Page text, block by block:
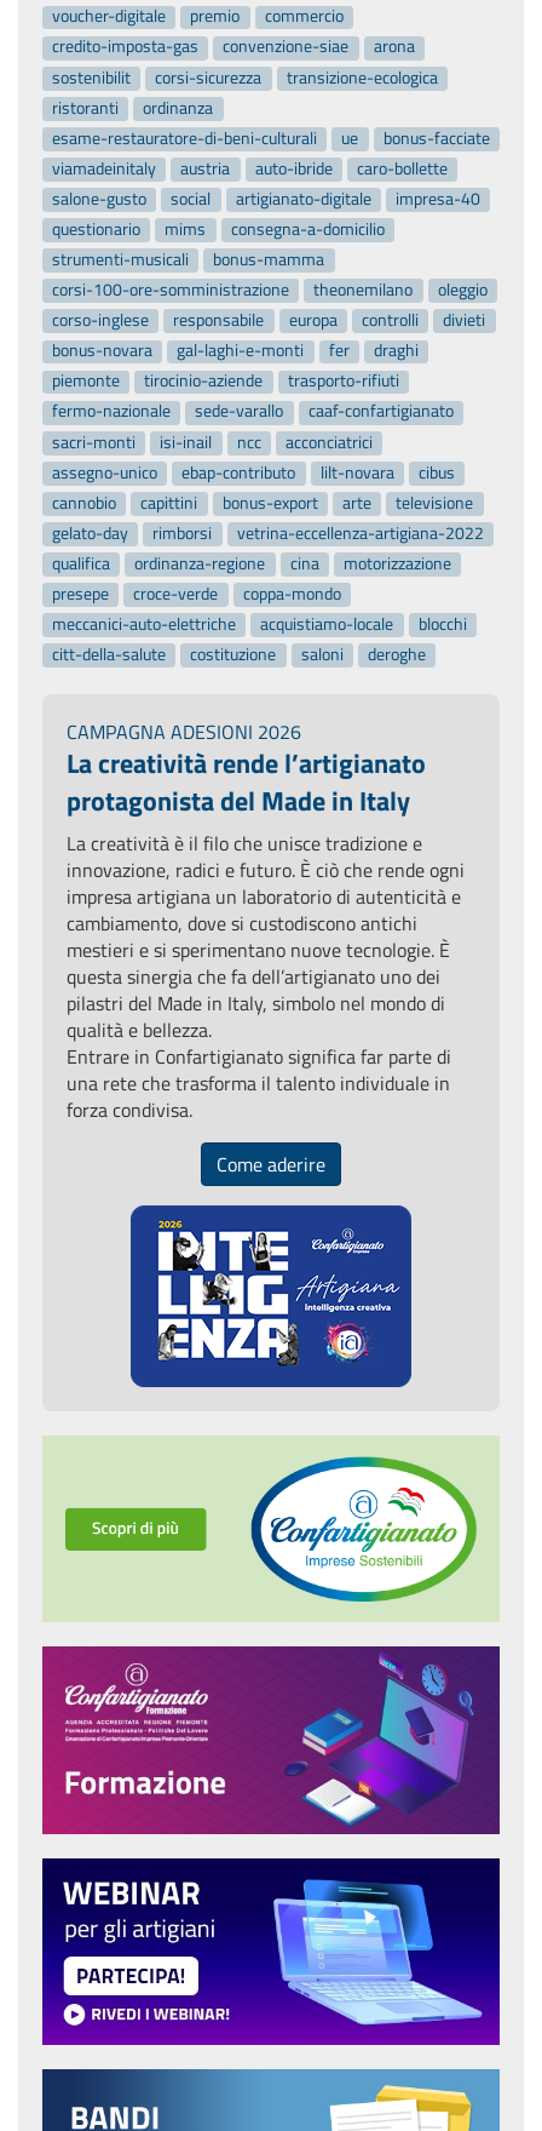
voucher-digitale
premio
commercio
credito-imposta-gas
convenzione-siae
arona
sostenibilit
corsi-sicurezza
transizione-ecologica
ristoranti
ordinanza
esame-restauratore-di-beni-culturali
ue
bonus-facciate
viamadeinitaly
austria auto-ibride
caro-bollette
salone-gusto
social artigianato-digitale
impresa-40
questionario
mims
consegna-a-domicilio
strumenti-musicali
bonus-mamma
corsi-100-ore-somministrazione
theonemilano
oleggio
corso-inglese
responsabile europa controlli
divieti
bonus-novara
gal-laghi-e-monti fer
draghi
piemonte
tirocinio-aziende
trasporto-rifiuti
fermo-nazionale
sede-varallo
caaf-confartigianato
sacri-monti
isi-inail ncc
acconciatrici
assegno-unico
ebap-contributo lilt-novara
cibus
cannobio
capittini bonus-export arte
televisione
gelato-day
rimborsi
vetrina-eccellenza-artigiana-2022
qualifica
ordinanza-regione cina
motorizzazione
presepe
croce-verde
coppa-mondo
meccanici-auto-elettriche
acquistiamo-locale
blocchi
citt-della-salute
costituzione saloni deroghe
CAMPAGNA ADESIONI 2026
La creatività rende l’artigianato
protagonista del Made in Italy
La creatività è il filo che unisce tradizione e
innovazione, radici e futuro. È ciò che rende ogni
impresa artigiana un laboratorio di autenticità e
cambiamento, dove si custodiscono antichi
mestieri e si sperimentano nuove tecnologie. È
questa sinergia che fa dell’artigianato uno dei
pilastri del Made in Italy, simbolo nel mondo di
qualità e bellezza.
Entrare in Confartigianato significa far parte di
una rete che trasforma il talento individuale in
forza condivisa.
Come aderire